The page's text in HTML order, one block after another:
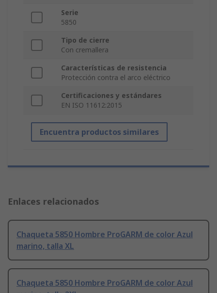
Serie
5850
Tipo de cierre
Con cremallera
Características de resistencia
Protección contra el arco eléctrico
Certificaciones y estándares
EN ISO 11612:2015
Encuentra productos similares
Enlaces relacionados
Chaqueta 5850 Hombre ProGARM de color Azul
marino, talla XL
Chaqueta 5850 Hombre ProGARM de color Azul